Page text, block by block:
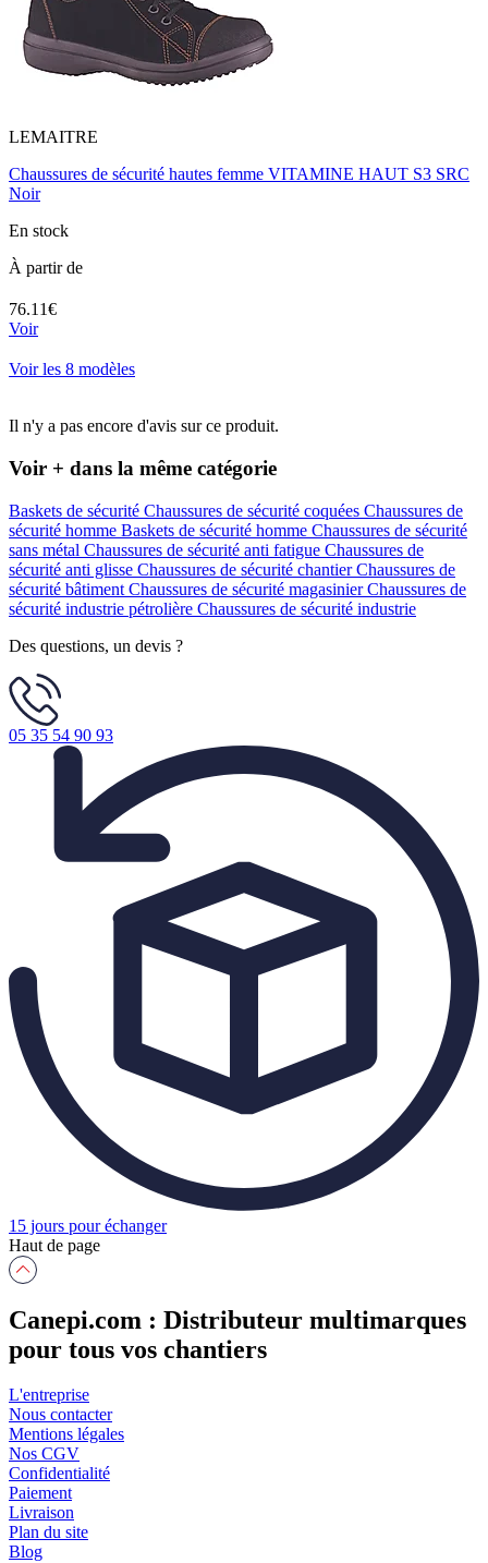
LEMAITRE
Chaussures de sécurité hautes femme VITAMINE HAUT S3 SRC
Noir
En stock
À partir de
76.11€
Voir
Voir les 8 modèles
Il n'y a pas encore d'avis sur ce produit.
Voir + dans la même catégorie
Baskets de sécurité Chaussures de sécurité coquées Chaussures de
sécurité homme Baskets de sécurité homme Chaussures de sécurité
sans métal Chaussures de sécurité anti fatigue Chaussures de
sécurité anti glisse Chaussures de sécurité chantierChaussures de
sécurité bâtiment Chaussures de sécurité magasinierChaussures de
sécurité industrie pétrolière Chaussures de sécurité industrie
Des questions, un devis ?
05 35 54 90 93
15 jours pour échanger
Haut de page
Canepi.com : Distributeur multimarques
pour tous vos chantiers
L'entreprise
Nous contacter
Mentions légales
Nos CGV
Confidentialité
Paiement
Livraison
Plan du site
Blog